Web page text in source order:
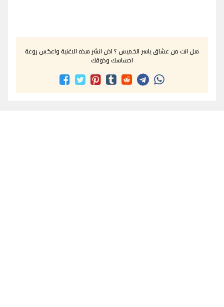
هل انت من عشاق ياسر الخميس ؟ اذن انشر هذه الاغنية واعكس روعة
احساسك وذوقك